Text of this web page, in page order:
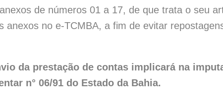
de números 01 a 17, de que trata o seu
anexos no e-TCMBA, a fim de evitar
da prestação de contas implicará na
n° 06/91 do Estado da Bahia.